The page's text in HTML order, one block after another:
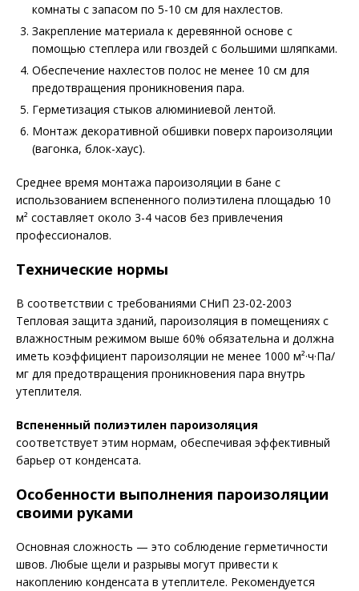
комнаты с запасом по 5-10 см для нахлестов.
Закрепление материала к деревянной основе с
помощью степлера или гвоздей с большими шляпками.
Обеспечение нахлестов полос не менее 10 см для
предотвращения проникновения пара.
Герметизация стыков алюминиевой лентой.
Монтаж декоративной обшивки поверх пароизоляции
(вагонка, блок-хаус).
Среднее время монтажа пароизоляции в бане с
использованием вспененного полиэтилена площадью 10
м² составляет около 3-4 часов без привлечения
профессионалов.
Технические нормы
В соответствии с требованиями СНиП 23-02-2003
Тепловая защита зданий, пароизоляция в помещениях с
влажностным режимом выше 60% обязательна и должна
иметь коэффициент пароизоляции не менее 1000 м²·ч·Па/
мг для предотвращения проникновения пара внутрь
утеплителя.
Вспененный полиэтилен пароизоляция
соответствует этим нормам, обеспечивая эффективный
барьер от конденсата.
Особенности выполнения пароизоляции
своими руками
Основная сложность — это соблюдение герметичности
швов. Любые щели и разрывы могут привести к
накоплению конденсата в утеплителе. Рекомендуется